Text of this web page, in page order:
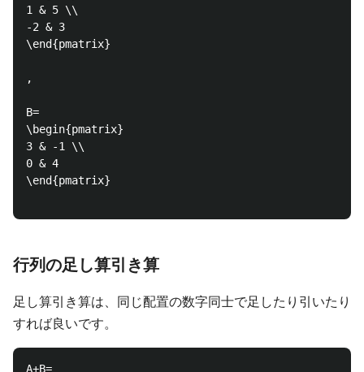
1 & 5 \\
-2 & 3
\end{pmatrix}
,
B=
\begin{pmatrix}
3 & -1 \\
0 & 4
\end{pmatrix}
行列の足し算引き算
足し算引き算は、同じ配置の数字同士で足したり引いたり
すれば良いです。
A+B=